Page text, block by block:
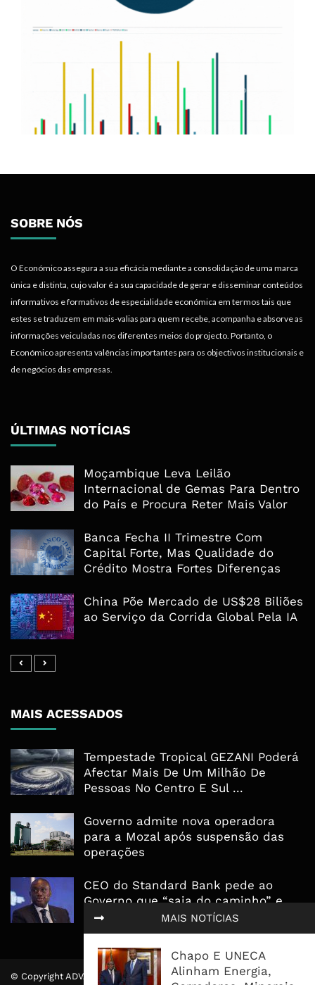
MAIS NOTÍCIAS
Chapo E UNECA
Alinham Energia,
SOBRE NÓS
O Económico assegura a sua eficácia mediante a consolidação de uma marca
única e distinta, cujo valor é a sua capacidade de gerar e disseminar conteúdos
informativos e formativos de especialidade económica em termos tais que
estes se traduzem em mais-valias para quem recebe, acompanha e absorve as
informações veiculadas nos diferentes meios do projecto. Portanto, o
Económico apresenta valências importantes para os objectivos institucionais e
de negócios das empresas.
ÚLTIMAS NOTÍCIAS
Moçambique Leva Leilão
Internacional de Gemas Para Dentro
do País e Procura Reter Mais Valor
Banca Fecha II Trimestre Com
Capital Forte, Mas Qualidade do
Crédito Mostra Fortes Diferenças
China Põe Mercado de US$28 Biliões
ao Serviço da Corrida Global Pela IA
MAIS ACESSADOS
Tempestade Tropical GEZANI Poderá
Afectar Mais De Um Milhão De
Pessoas No Centro E Sul ...
Governo admite nova operadora
para a Mozal após suspensão das
operações
CEO do Standard Bank pede ao
Governo que “saia do caminho” e
facilite os negócios
© Copyright ADVALUE. Todos Direitos Reservados.